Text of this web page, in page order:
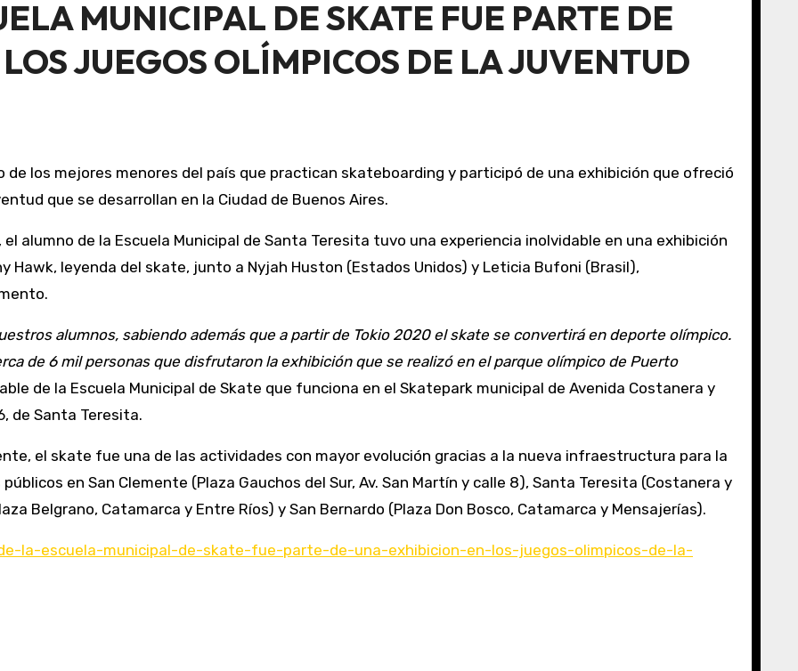
MUNICIPAL DE SKATE FUE PARTE DE
JUEGOS OLÍMPICOS DE LA JUVENTUD
que se desarrollan en la Ciudad de Buenos Aires.
alumno de la Escuela Municipal de Santa Teresita tuvo una experiencia inolvidable en una exhibición
Hawk, leyenda del skate, junto a Nyjah Huston (Estados Unidos) y Leticia Bufoni (Brasil),
alumnos, sabiendo además que a partir de Tokio 2020 el skate se convertirá en deporte olímpico.
de 6 mil personas que disfrutaron la exhibición que se realizó en el parque olímpico de Puerto
de la Escuela Municipal de Skate que funciona en el Skatepark municipal de Avenida Costanera y
de Santa Teresita.
el skate fue una de las actividades con mayor evolución gracias a la nueva infraestructura para la
en San Clemente (Plaza Gauchos del Sur, Av. San Martín y calle 8), Santa Teresita (Costanera y
Belgrano, Catamarca y Entre Ríos) y San Bernardo (Plaza Don Bosco, Catamarca y Mensajerías).
la-escuela-municipal-de-skate-fue-parte-de-una-exhibicion-en-los-juegos-olimpicos-de-la-